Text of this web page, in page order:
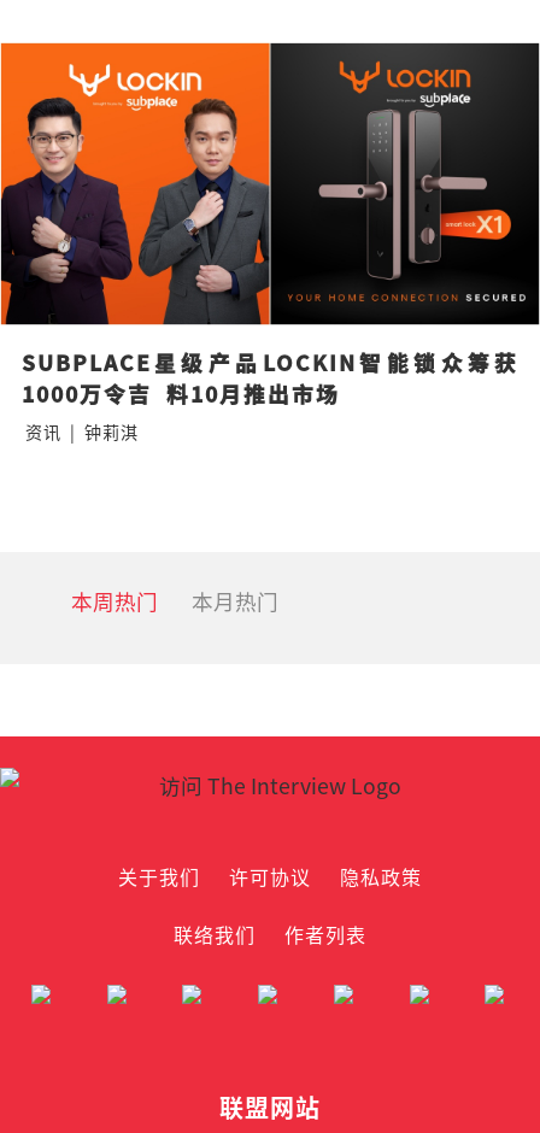
SUBPLACE星级产品LOCKIN智能锁众筹获
1000万令吉  料10月推出市场
资讯 | 钟莉淇
本周热门 本月热门
关于我们 许可协议
隐私政策
联络我们
作者列表
联盟网站